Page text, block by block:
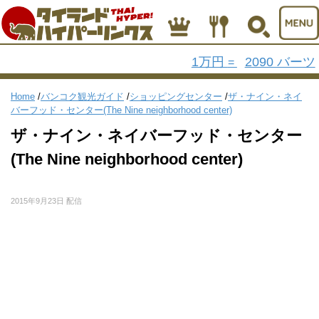
1万円 = 2090 バーツ
Home /バンコク観光ガイド /ショッピングセンター /ザ・ナイン・ネイ
バーフッド・センター(The Nine neighborhood center)
ザ・ナイン・ネイバーフッド・センター
(The Nine neighborhood center)
2015年9月23日 配信